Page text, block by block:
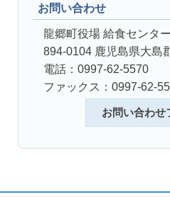
お問い合わせ
龍郷町役場 給食センター
894-0104 鹿児島県大島
電話：0997-62-5570
ファックス：0997-62-
お問い合わせ